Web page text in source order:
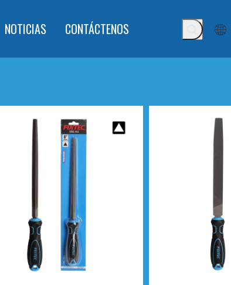
NOTICIAS CONTÁCTENOS